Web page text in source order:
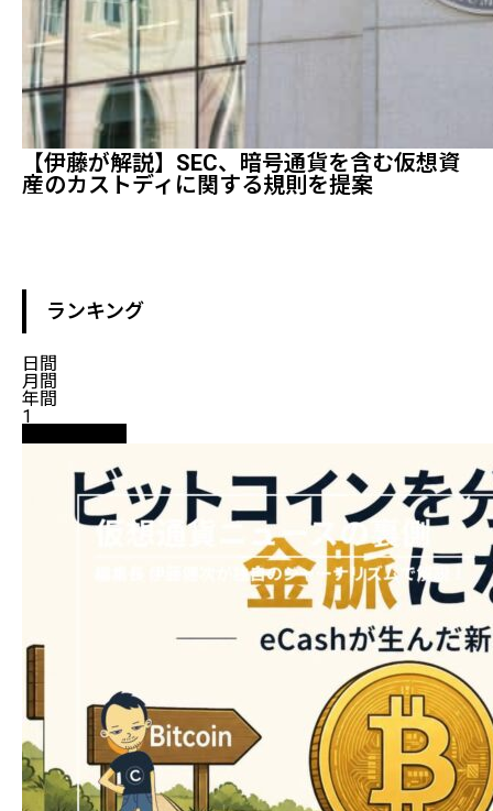
【伊藤が解説】SEC、暗号通貨を含む仮想資
産のカストディに関する規則を提案
ランキング
日間
月間
年間
1